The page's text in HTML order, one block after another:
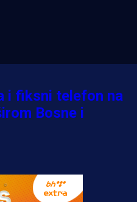
i fiksni telefon na
Bosne i